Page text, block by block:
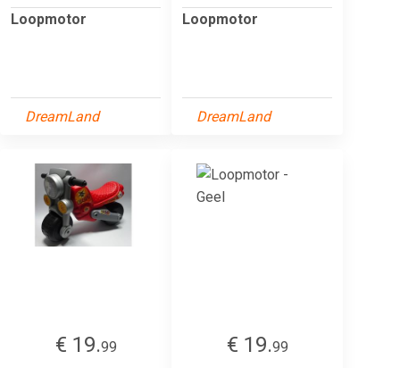
Loopmotor
DreamLand
Loopmotor
DreamLand
€ 19.99 € 19.99